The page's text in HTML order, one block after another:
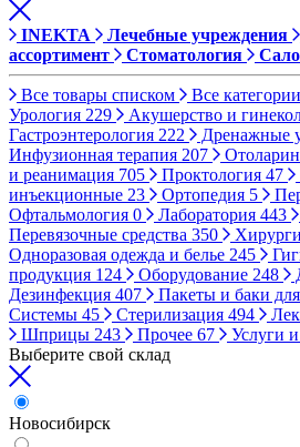
INEKTA Лечебные учреждения
ассортимент
Стоматология
Все товары списком Все категории
Урология 229 Акушерство и
Гастроэнтерология 222 Дренажные
Инфузионная терапия 207
и реанимация 705 Проктология 47
инъекционные 23 Ортопедия 5
Офтальмология 0 Лаборатория 443
Перевязочные средства 350
Одноразовая одежда и белье 245
продукция 124 Оборудование 248
Дезинфекция 407 Пакеты и баки
Системы 45 Стерилизация 494
Шприцы 243 Прочее 67 Услуги
Выберите свой склад
Новосибирск